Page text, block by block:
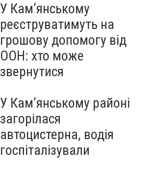
У Кам’янському
реєструватимуть на
грошову допомогу від
ООН: хто може
звернутися
У Кам’янському районі
загорілася
автоцистерна, водія
госпіталізували